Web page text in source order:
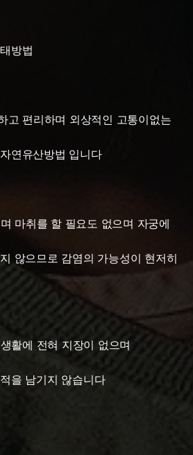
방법
고 편리하며 외상적인 고통이없는
연유산방법 입니다
마취를 할 필요도 없으며 자궁에
않으므로 감염의 가능성이 현저히
활에 전혀 지장이 없으며
을 남기지 않습니다